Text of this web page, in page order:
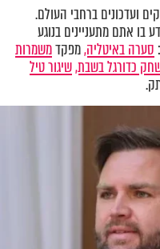
ועדכונים ברחבי העולם.
בו אתם מתעניינים בנוגע
סערה באיטליה,מפקדמשמרות
כדורגל בשבת,שיגור טיל